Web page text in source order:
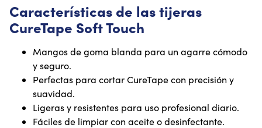
Características de las tijeras
CureTape Soft Touch
Mangos de goma blanda para un agarre cómodo
y seguro.
Perfectas para cortar CureTape con precisión y
suavidad.
Ligeras y resistentes para uso profesional diario.
Fáciles de limpiar con aceite o desinfectante.